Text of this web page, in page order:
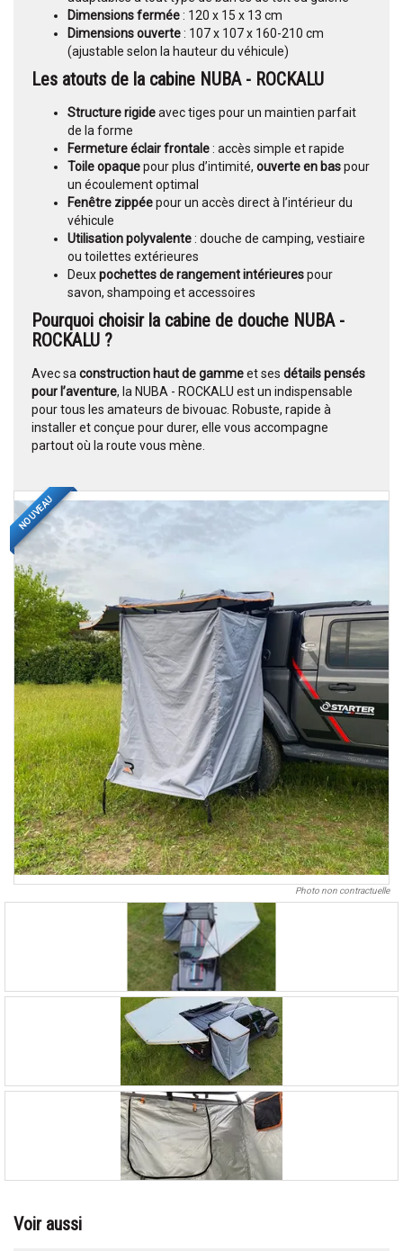
Dimensions fermée: 120 x 15 x 13 cm
Dimensions ouverte: 107 x 107 x 160-210 cm
(ajustable selon la hauteur du véhicule)
Les atouts de la cabine NUBA - ROCKALU
Structure rigideavec tiges pour un maintien parfait
de la forme
Fermeture éclair frontale: accès simple et rapide
Toile opaquepour plus d’intimité, ouverte en baspour
un écoulement optimal
Fenêtre zippéepour un accès direct à l’intérieur du
véhicule
Utilisation polyvalente: douche de camping, vestiaire
ou toilettes extérieures
Deuxpochettes de rangement intérieurespour
savon, shampoing et accessoires
Pourquoi choisir la cabine de douche NUBA -
ROCKALU ?
Avec sa construction haut de gammeet ses détails pensés
pour l’aventure, la NUBA - ROCKALU est un indispensable
pour tous les amateurs de bivouac. Robuste, rapide à
installer et conçue pour durer, elle vous accompagne
partout où la route vous mène.
NOUVEAU
Photo non contractuelle
Voir aussi